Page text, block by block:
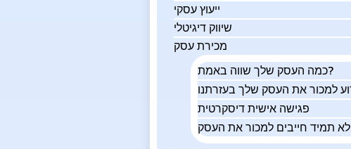
ייעוץ עסקי
שיווק דיגיטלי
מכירת עסק
כמה העסק שלך שווה באמת?
פגישה אישית דיסקרטית
לא תמיד חייבים למכור את העסק